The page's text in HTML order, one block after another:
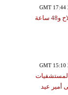
كبار تركيا يرفضون محمد صلاح و48 ساعة
أمير عيد